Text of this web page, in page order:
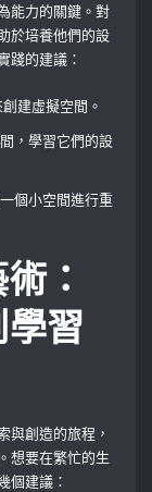
能力的關鍵。對
於培養他們的設
踐的建議：
建虛擬空間。
，學習它們的設
個小空間進行重
：
習
與創造的旅程，
想要在繁忙的生
個建議：